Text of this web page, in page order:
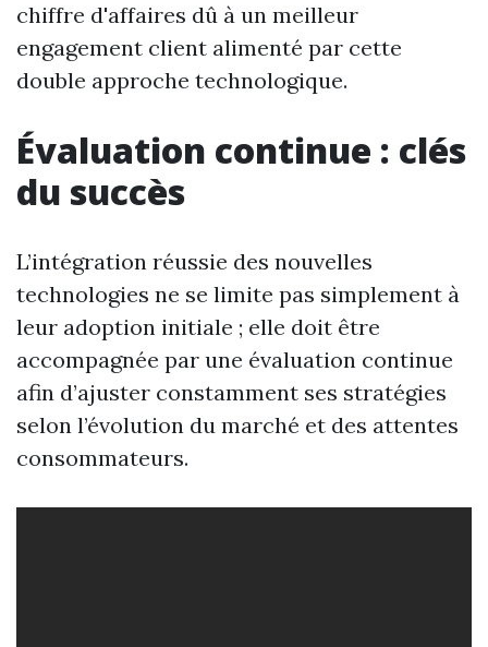
chiffre d'affaires dû à un meilleur
engagement client alimenté par cette
double approche technologique.
Évaluation continue : clés
du succès
L’intégration réussie des nouvelles
technologies ne se limite pas simplement à
leur adoption initiale ; elle doit être
accompagnée par une évaluation continue
afin d’ajuster constamment ses stratégies
selon l’évolution du marché et des attentes
consommateurs.